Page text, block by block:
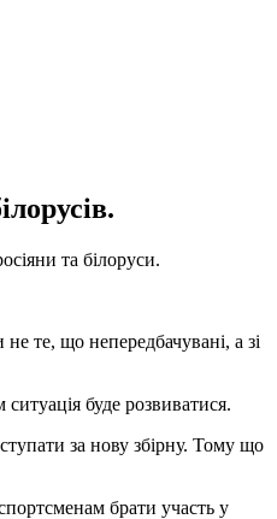
та білоруси.
те, що непередбачувані, а зі
буде розвиватися.
за нову збірну. Тому що
брати участь у